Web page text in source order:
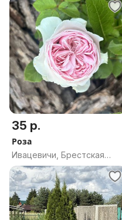
35 р.
Роза
Ивацевичи, Брестская
область